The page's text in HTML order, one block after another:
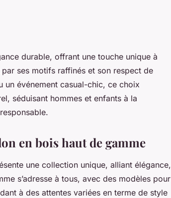
durable, offrant une touche unique à
ses motifs raffinés et son respect de
un événement casual-chic, ce choix
séduisant hommes et enfants à la
en bois haut de gamme
une collection unique, alliant élégance,
s’adresse à tous, avec des modèles pour
à des attentes variées en terme de style